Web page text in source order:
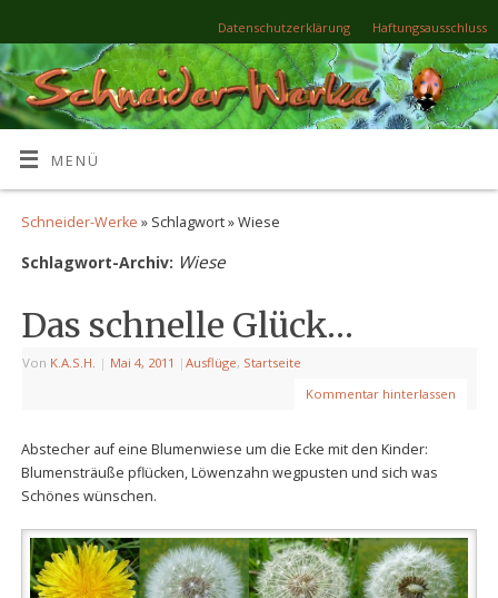
Datenschutzerklärung Haftungsausschluss
MENÜ
Schneider-Werke » Schlagwort » Wiese
Schlagwort-Archiv: Wiese
Das schnelle Glück…
Von K.A.S.H. | Mai 4, 2011 | Ausflüge, Startseite
Kommentar hinterlassen
Abstecher auf eine Blumenwiese um die Ecke mit den Kinder:
Blumensträuße pflücken, Löwenzahn wegpusten und sich was
Schönes wünschen.